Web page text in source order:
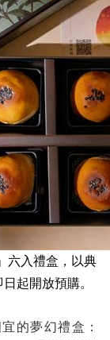
六入禮盒，以典
起開放預購。
的夢幻禮盒：